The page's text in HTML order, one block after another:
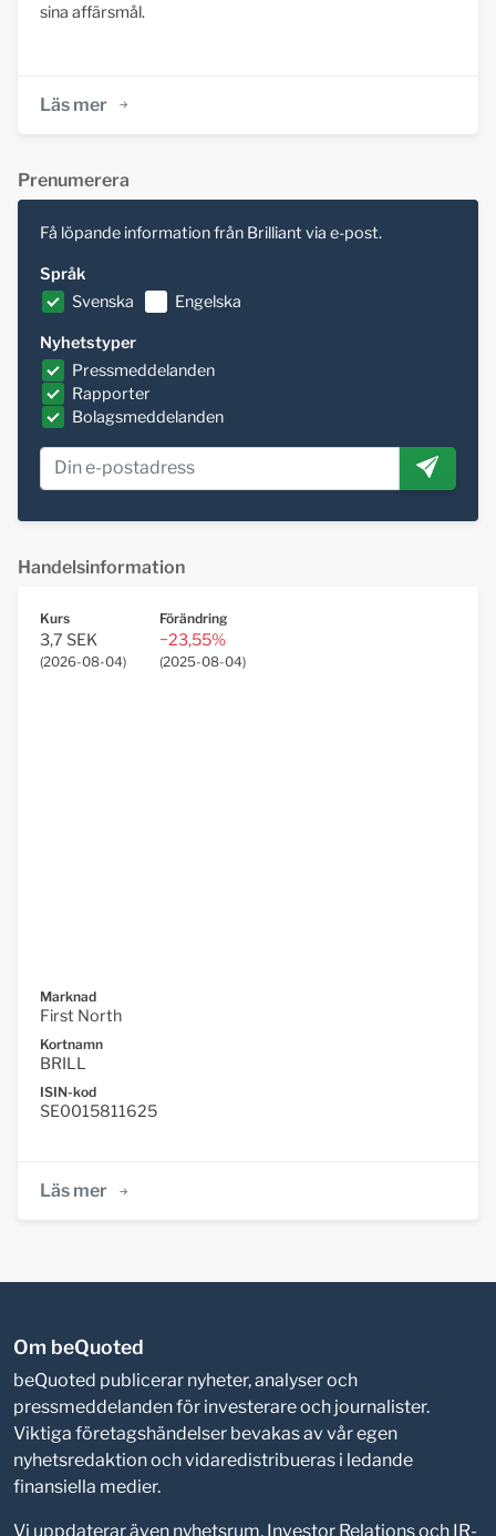
sina affärsmål.
Läs mer
Prenumerera
Få löpande information från Brilliant via e-post.
Språk
Svenska
Engelska
Nyhetstyper
Pressmeddelanden
Rapporter
Bolagsmeddelanden
Handelsinformation
Kurs
3,7 SEK
(2026-08-04)
Förändring
−23,55%
(2025-08-04)
Marknad
First North
Kortnamn
BRILL
ISIN-kod
SE0015811625
Läs mer
Om beQuoted
beQuoted publicerar nyheter, analyser och
pressmeddelanden för investerare och journalister.
Viktiga företagshändelser bevakas av vår egen
nyhetsredaktion och vidaredistribueras i ledande
finansiella medier.
Vi uppdaterar även nyhetsrum, Investor Relations och IR-